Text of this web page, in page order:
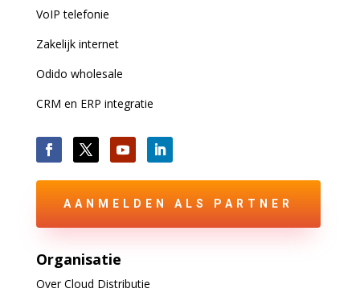
VoIPtelefonie
Zakelijk internet
Odido wholesale
CRM en ERP integratie
AANMELDEN ALS PARTNER
Organisatie
Over Cloud Distributie